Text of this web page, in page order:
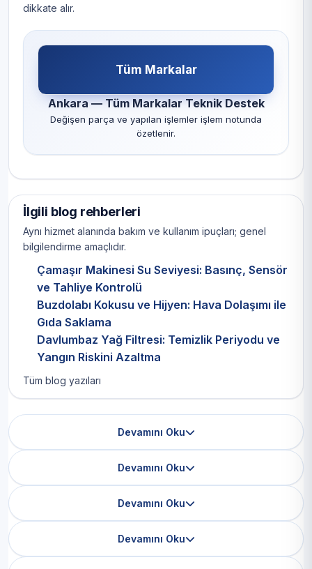
dikkate alır.
Tüm Markalar
Ankara — Tüm Markalar Teknik Destek
Değişen parça ve yapılan işlemler işlem notunda
özetlenir.
İlgili blog rehberleri
Aynı hizmet alanında bakım ve kullanım ipuçları; genel
bilgilendirme amaçlıdır.
Çamaşır Makinesi Su Seviyesi: Basınç, Sensör
ve Tahliye Kontrolü
Buzdolabı Kokusu ve Hijyen: Hava Dolaşımı ile
Gıda Saklama
Davlumbaz Yağ Filtresi: Temizlik Periyodu ve
Yangın Riskini Azaltma
Tüm blog yazıları
Devamını Oku
Devamını Oku
Devamını Oku
Devamını Oku